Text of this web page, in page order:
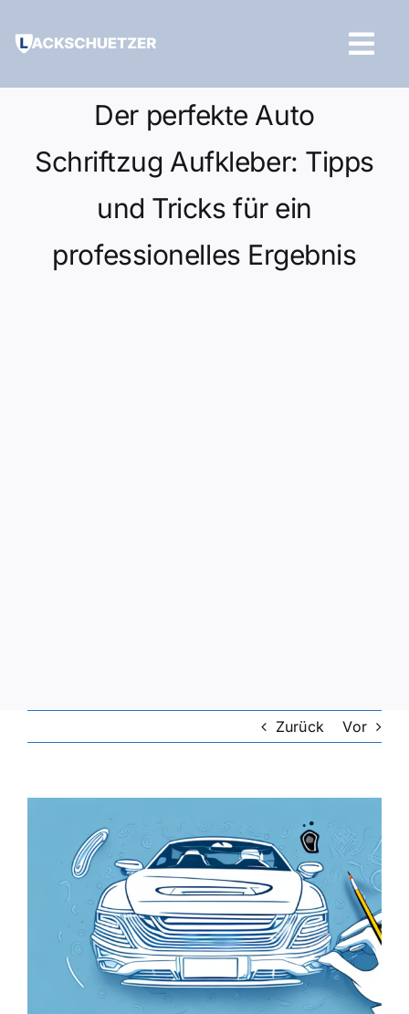
Inhalt
Der perfekte Auto
Schriftzug Aufkleber: Tipps
und Tricks für ein
professionelles Ergebnis
Zurück Vor
grösseres